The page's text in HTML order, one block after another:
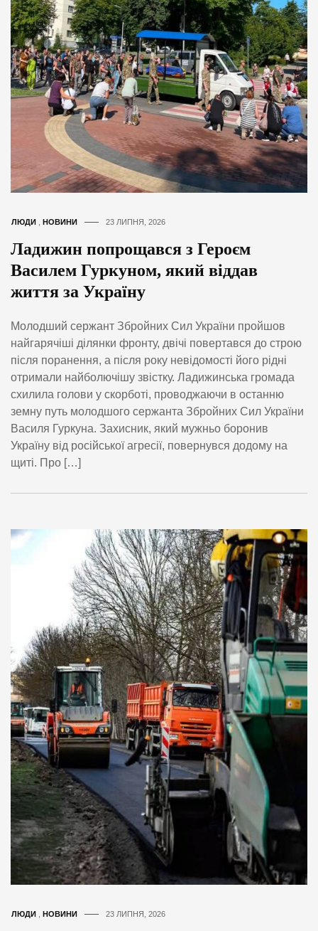
ЛЮДИ , НОВИНИ 23 ЛИПНЯ, 2026
Ладижин попрощався з Героєм
Василем Гуркуном, який віддав
життя за Україну
Молодший сержант Збройних Сил України пройшов
найгарячіші ділянки фронту, двічі повертався до строю
після поранення, а після року невідомості його рідні
отримали найболючішу звістку. Ладижинська громада
схилила голови у скорботі, проводжаючи в останню
земну путь молодшого сержанта Збройних Сил України
Василя Гуркуна. Захисник, який мужньо боронив
Україну від російської агресії, повернувся додому на
щиті. Про […]
ЛЮДИ НОВИНИ 23 ЛИПНЯ, 2026